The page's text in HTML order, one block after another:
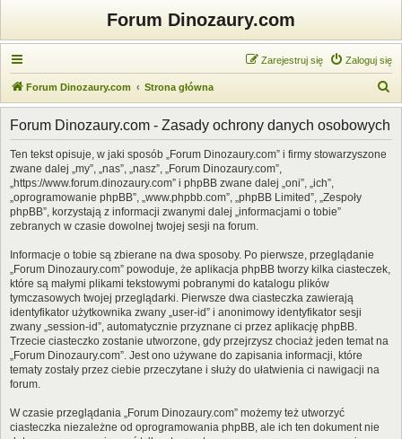
Forum Dinozaury.com
Zaloguj się
Zarejestruj się
Forum Dinozaury.com Strona główna
z
Forum Dinozaury.com - Zasady ochrony danych osobowych
Ten tekst opisuje, w jaki sposób „Forum Dinozaury.com” i firmy stowarzyszone
zwane dalej „my”, „nas”, „nasz”, „Forum Dinozaury.com”,
„https://www.forum.dinozaury.com” i phpBB zwane dalej „oni”, „ich”,
„oprogramowanie phpBB”, „www.phpbb.com”, „phpBB Limited”, „Zespoły
phpBB”, korzystają z informacji zwanymi dalej „informacjami o tobie”
zebranych w czasie dowolnej twojej sesji na forum.
Informacje o tobie są zbierane na dwa sposoby. Po pierwsze, przeglądanie
„Forum Dinozaury.com” powoduje, że aplikacja phpBB tworzy kilka ciasteczek,
które są małymi plikami tekstowymi pobranymi do katalogu plików
tymczasowych twojej przeglądarki. Pierwsze dwa ciasteczka zawierają
identyfikator użytkownika zwany „user-id” i anonimowy identyfikator sesji
zwany „session-id”, automatycznie przyznane ci przez aplikację phpBB.
Trzecie ciasteczko zostanie utworzone, gdy przejrzysz chociaż jeden temat na
„Forum Dinozaury.com”. Jest ono używane do zapisania informacji, które
tematy zostały przez ciebie przeczytane i służy do ułatwienia ci nawigacji na
forum.
W czasie przeglądania „Forum Dinozaury.com” możemy też utworzyć
ciasteczka niezależne od oprogramowania phpBB, ale ich ten dokument nie